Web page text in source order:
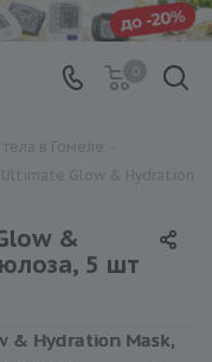
&
5 шт